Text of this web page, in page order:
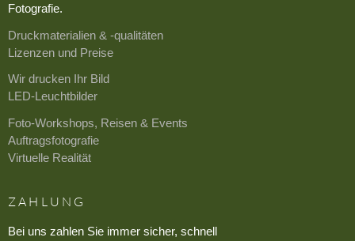
Fotografie.
Druckmaterialien & -qualitäten
Lizenzen und Preise
Wir drucken Ihr Bild
LED-Leuchtbilder
Foto-Workshops, Reisen & Events
Auftragsfotografie
Virtuelle Realität
ZAHLUNG
Bei uns zahlen Sie immer sicher, schnell